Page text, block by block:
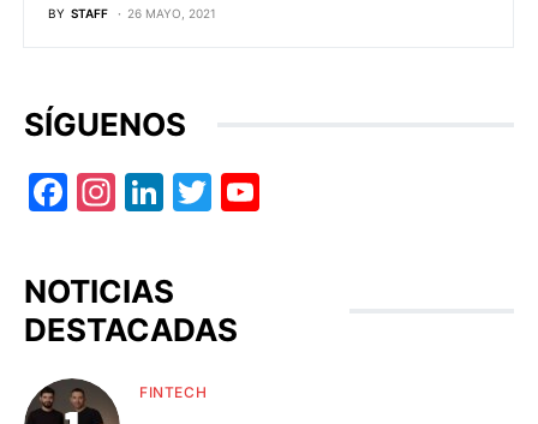
BY STAFF 26 MAYO, 2021
SÍGUENOS
Facebook
Instagram
LinkedIn
Twitter
NOTICIAS
DESTACADAS
FINTECH